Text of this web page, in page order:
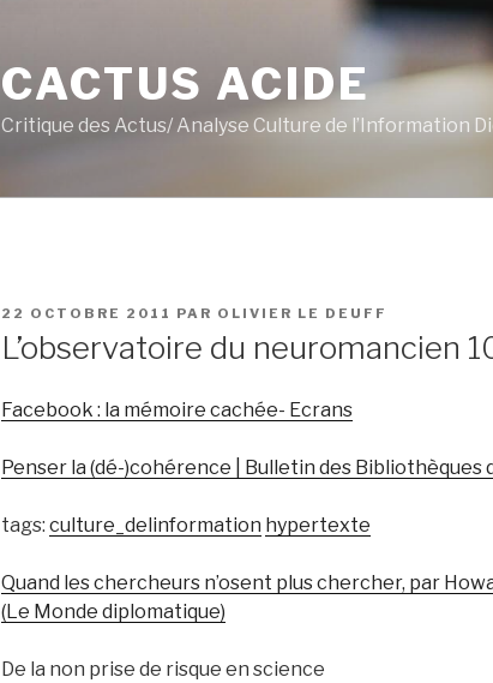
CACTUS ACIDE
Critique des Actus/ Analyse Culture de l’Information
PUBLIÉ
22 OCTOBRE 2011 PAR OLIVIER LE DEUFF
L’observatoire du neuromancien
Facebook : la mémoire cachée- Ecrans
Penser la (dé-)cohérence | Bulletin des Bibliothèques
tags: culture_delinformation hypertexte
Quand les chercheurs n’osent plus chercher, par
(Le Monde diplomatique)
De la non prise de risque en science